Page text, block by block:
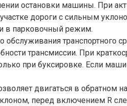
остановки машины. При
дороги с сильным
в парковочный режим.
обслуживания
трансмиссии. При
при буксировке. Если
двигаться в
перед включением R